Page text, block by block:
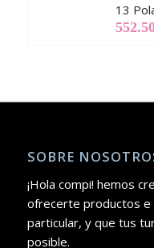
13
SOBRE
¡Hola compi! hemos
ofrecerte productos e
particular, y que tus
posible.